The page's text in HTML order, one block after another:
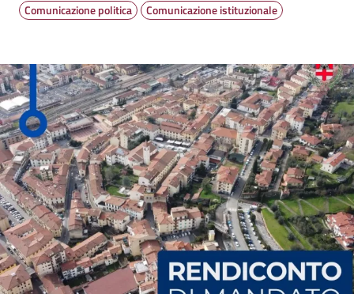
Comunicazione politica Comunicazione istituzionale
Image